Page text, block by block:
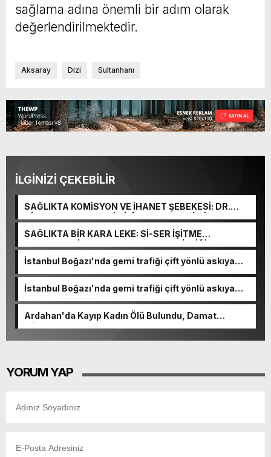
sağlama adına önemli bir adım olarak
değerlendirilmektedir.
Aksaray Dizi Sultanhanı
İLGİNİZİ ÇEKEBİLİR
SAĞLIKTA KOMİSYON VE İHANET ŞEBEKESİ: DR.
NİHAT URUÇ VE SEMİH İŞİTME MERKEZİ’NİN SGK
VURGUNU!
SAĞLIKTA BİR KARA LEKE: Sİ-SER İŞİTME
MERKEZLERİ VE MODERN UMUT TACİRLİĞİ
İstanbul Boğazı'nda gemi trafiği çift yönlü askıya
İstanbul Boğazı'nda gemi trafiği çift yönlü askıya
Ardahan'da Kayıp Kadın Ölü Bulundu, Damat
Gözaltında
YORUM YAP